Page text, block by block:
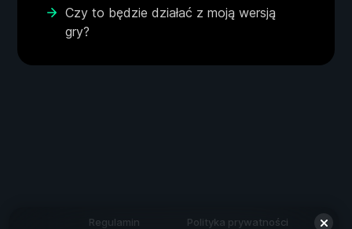
Czy to będzie działać z moją wersją
gry?
Regulamin Polityka prywatności